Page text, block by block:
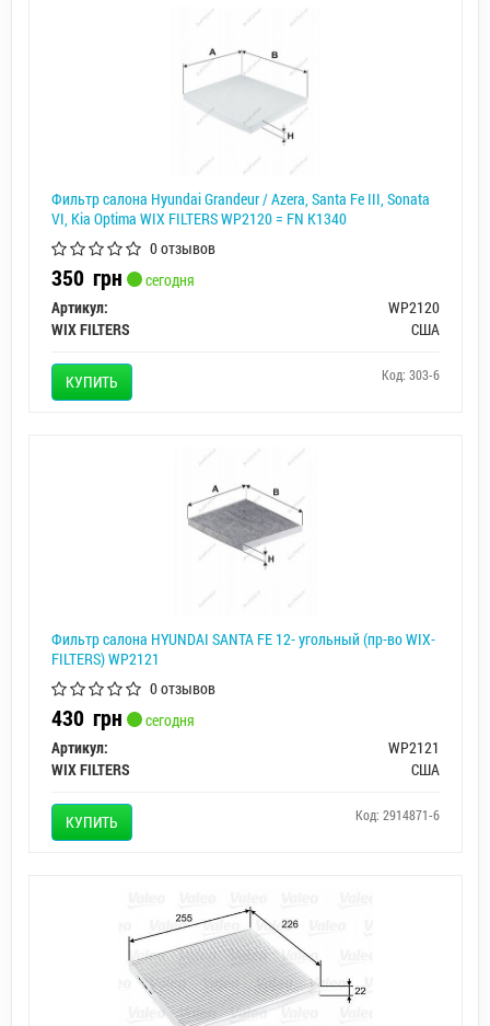
Фильтр салона Hyundai Grandeur / Azera, Santa Fe III, Sonata
VI, Kia Optima WIX FILTERS WP2120 = FN K1340
0 отзывов
350 грн
сегодня
Артикул:
WP2120
WIX FILTERS
США
КУПИТЬ Код: 303-6
Фильтр салона HYUNDAI SANTA FE 12- угольный (пр-во WIX-
FILTERS) WP2121
0 отзывов
430 грн
сегодня
Артикул:
WP2121
WIX FILTERS
США
КУПИТЬ Код: 2914871-6